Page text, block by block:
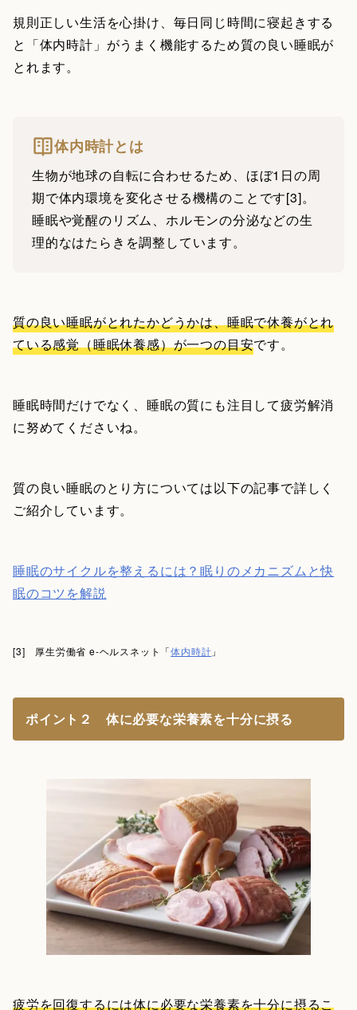
規則正しい生活を心掛け、毎日同じ時間に寝起きする
と「体内時計」がうまく機能するため質の良い睡眠が
とれます。
体内時計とは
生物が地球の自転に合わせるため、ほぼ1日の周
期で体内環境を変化させる機構のことです[3]。
睡眠や覚醒のリズム、ホルモンの分泌などの生
理的なはたらきを調整しています。
質の良い睡眠がとれたかどうかは、睡眠で休養がとれ
ている感覚（睡眠休養感）が一つの目安です。
睡眠時間だけでなく、睡眠の質にも注目して疲労解消
に努めてくださいね。
質の良い睡眠のとり方については以下の記事で詳しく
ご紹介しています。
睡眠のサイクルを整えるには？眠りのメカニズムと快
眠のコツを解説
[3] 厚生労働省 e-ヘルスネット「体内時計 」
ポイント２ 体に必要な栄養素を十分に摂る
疲労を回復するには体に必要な栄養素を十分に摂るこ